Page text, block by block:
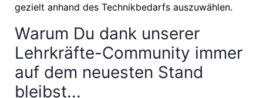
gezielt anhand des Technikbedarfs auszuwählen.
Warum Du dank unserer
Lehrkräfte-Community immer
auf dem neuesten Stand
bleibst...